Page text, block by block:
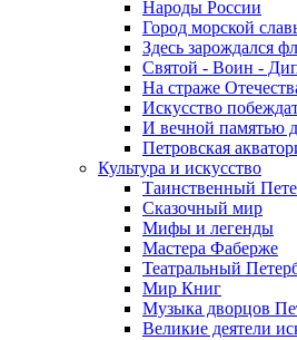
Народы России
Город морской
Здесь зарождался
Святой - Воин -
На страже
Искусство
И вечной памятью
Петровская
Культура и искусство
Таинственный
Сказочный мир
Мифы и легенды
Мастера Фаберже
Театральный
Мир Книг
Музыка дворцов
Великие деятели